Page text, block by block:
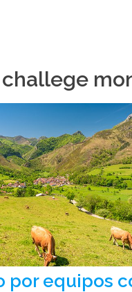
challege
por equipos